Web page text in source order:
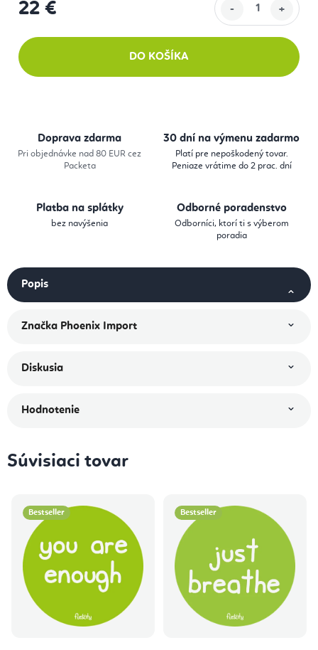
22 €
DO KOŠÍKA
Doprava zdarma
Pri objednávke nad 80 EUR cez
Packeta
30 dní na výmenu zadarmo
Platí pre nepoškodený tovar.
Peniaze vrátime do 2 prac. dní
Platba na splátky
bez navýšenia
Odborné poradenstvo
Odborníci, ktorí ti s výberom
poradia
Popis
Značka Phoenix Import
Diskusia
Hodnotenie
Súvisiaci tovar
Bestseller Bestseller